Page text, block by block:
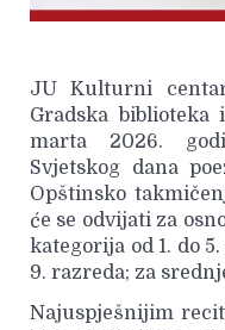
JU Kulturni
Gradska
marta 2026.
Svjetskog dana
Opštinsko
će se odvijati za
kategorija od 1. do
9. razreda; za
Najuspješnijim